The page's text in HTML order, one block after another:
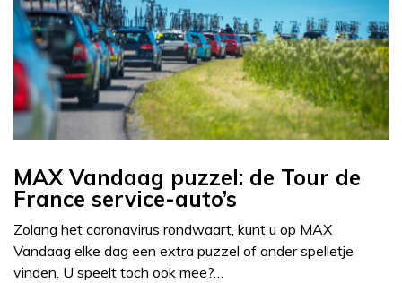
MAX Vandaag puzzel: de Tour de
France service-auto’s
Zolang het coronavirus rondwaart, kunt u op MAX
Vandaag elke dag een extra puzzel of ander spelletje
vinden. U speelt toch ook mee?…